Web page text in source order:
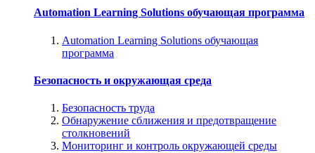
Automation Learning Solutions обучающая программа
Automation Learning Solutions обучающая
программа
Безопасность и окружающая среда
Безопасность труда
Обнаружение сближения и предотвращение
столкновений
Мониторинг и контроль окружающей среды